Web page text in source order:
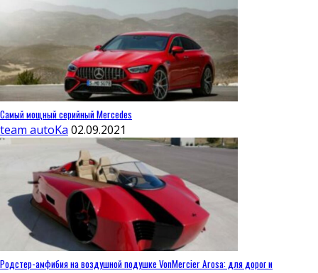
Самый мощный серийный Mercedes
team autoKa 02.09.2021
Родстер-амфибия на воздушной подушке VonMercier Arosa: для дорог и